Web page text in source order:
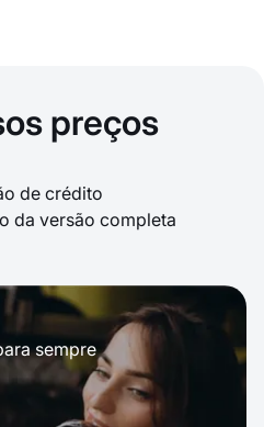
preços
de crédito
da versão completa
sempre